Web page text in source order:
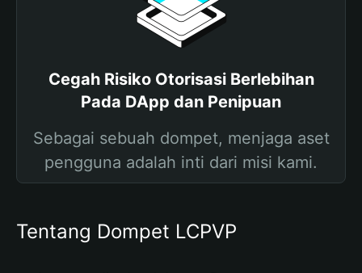
Cegah Risiko Otorisasi Berlebihan
Pada DApp dan Penipuan
Sebagai sebuah dompet, menjaga aset
pengguna adalah inti dari misi kami.
Tentang Dompet LCPVP